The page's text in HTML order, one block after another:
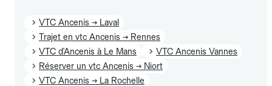
VTC Ancenis → Laval
Trajet en vtc Ancenis → Rennes
VTC d'Ancenis à Le Mans
VTC Ancenis Vannes
Réserver un vtc Ancenis → Niort
VTC Ancenis → La Rochelle